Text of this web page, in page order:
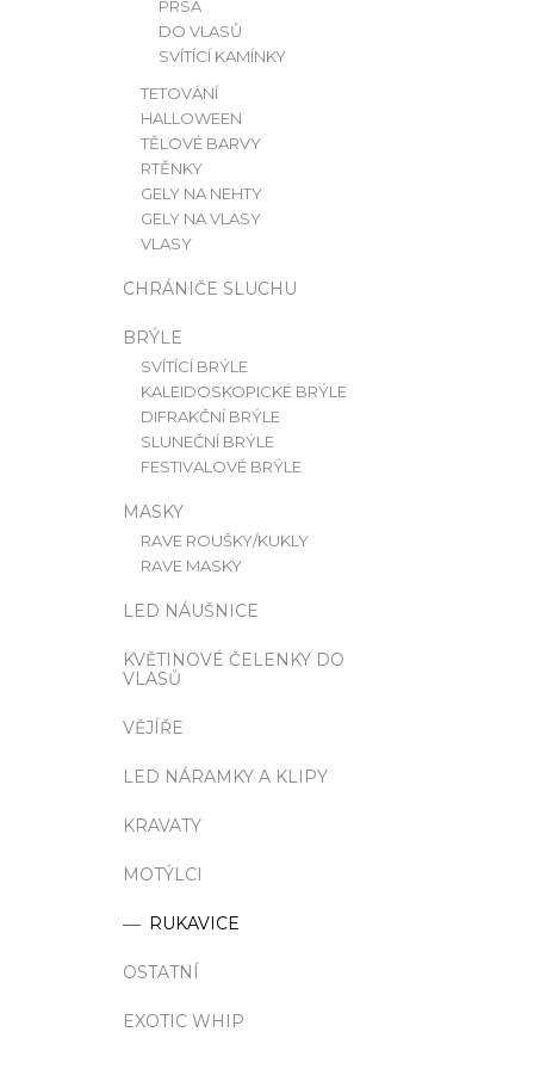
PRSA
DO VLASŮ
SVÍTÍCÍ KAMÍNKY
TETOVÁNÍ
HALLOWEEN
TĚLOVÉ BARVY
RTĚNKY
GELY NA NEHTY
GELY NA VLASY
VLASY
CHRÁNIČE SLUCHU
BRÝLE
SVÍTÍCÍ BRÝLE
KALEIDOSKOPICKÉ BRÝLE
DIFRAKČNÍ BRÝLE
SLUNEČNÍ BRÝLE
FESTIVALOVÉ BRÝLE
MASKY
RAVE ROUŠKY/KUKLY
RAVE MASKY
LED NÁUŠNICE
KVĚTINOVÉ ČELENKY DO
VLASŮ
VĚJÍŘE
LED NÁRAMKY A KLIPY
KRAVATY
MOTÝLCI
RUKAVICE
OSTATNÍ
EXOTIC WHIP
RUSH ORIGINAL EU FORMULA | 10ML